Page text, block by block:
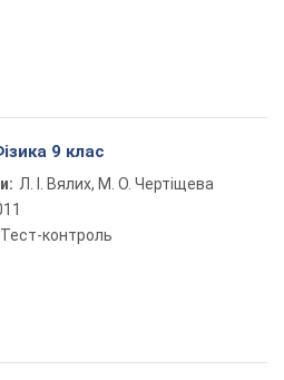
9 клас
Л. І. Вялих, М. О. Чертіщева
Тест-контроль